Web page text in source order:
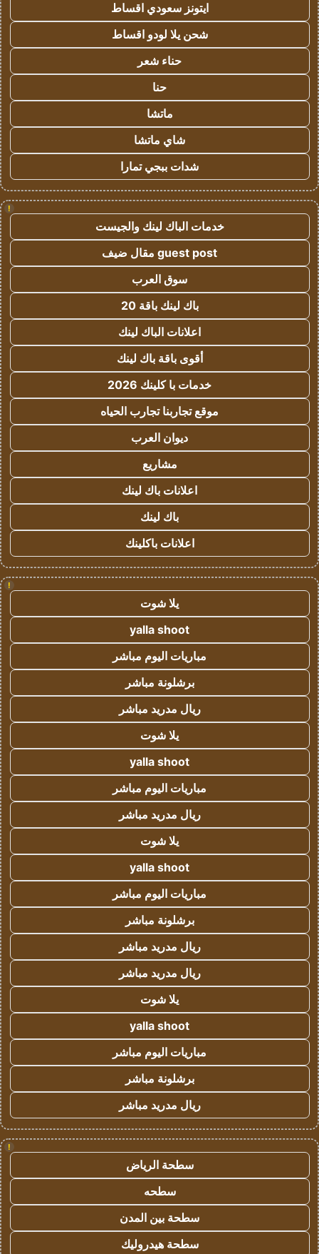
ايتونز سعودي اقساط
شحن يلا لودو اقساط
حناء شعر
حنا
ماتشا
شاي ماتشا
شدات ببجي تمارا
!
خدمات الباك لينك والجيست
guest post مقال ضيف
سوق العرب
باك لينك باقة 20
اعلانات الباك لينك
أقوى باقة باك لينك
خدمات با كلينك 2026
موقع تجاربنا تجارب الحياه
ديوان العرب
مشاريع
اعلانات باك لينك
باك لينك
اعلانات باكلينك
!
يلا شوت
yalla shoot
مباريات اليوم مباشر
برشلونة مباشر
ريال مدريد مباشر
يلا شوت
yalla shoot
مباريات اليوم مباشر
ريال مدريد مباشر
يلا شوت
yalla shoot
مباريات اليوم مباشر
برشلونة مباشر
ريال مدريد مباشر
ريال مدريد مباشر
يلا شوت
yalla shoot
مباريات اليوم مباشر
برشلونة مباشر
ريال مدريد مباشر
!
سطحة الرياض
سطحه
سطحة بين المدن
سطحة هيدروليك